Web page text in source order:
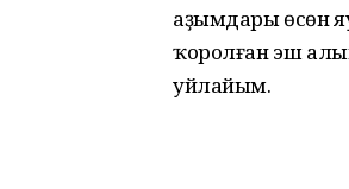
аҙымдары өсөн
ҡоролған эш
уйлайым.